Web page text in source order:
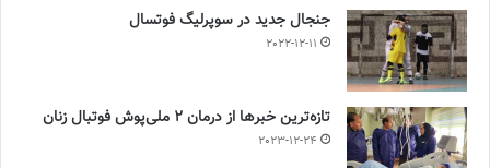
جنجال جدید در سوپرلیگ فوتسال
2022-12-11
تازه‌ترین خبرها از درمان ۲ ملی‌پوش فوتبال زنان
2023-12-24